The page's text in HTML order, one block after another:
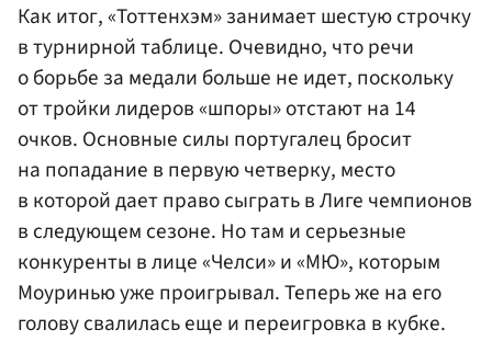
Как итог, «Тоттенхэм» занимает шестую строчку
в турнирной таблице. Очевидно, что речи
о борьбе за медали больше не идет, поскольку
от тройки лидеров «шпоры» отстают на 14
очков. Основные силы португалец бросит
на попадание в первую четверку, место
в которой дает право сыграть в Лиге чемпионов
в следующем сезоне. Но там и серьезные
конкуренты в лице «Челси» и «МЮ», которым
Моуринью уже проигрывал. Теперь же на его
голову свалилась еще и переигровка в кубке.